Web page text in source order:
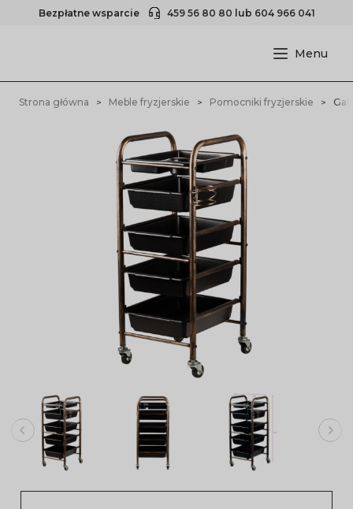
Bezpłatne wsparcie 459 56 80 80 lub 604 966 041
Strona główna Meble fryzjerskie Pomocniki fryzjerskie